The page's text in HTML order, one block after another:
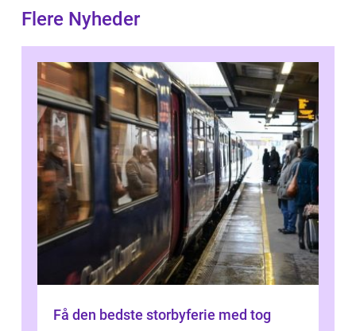
Flere Nyheder
Få den bedste storbyferie med tog